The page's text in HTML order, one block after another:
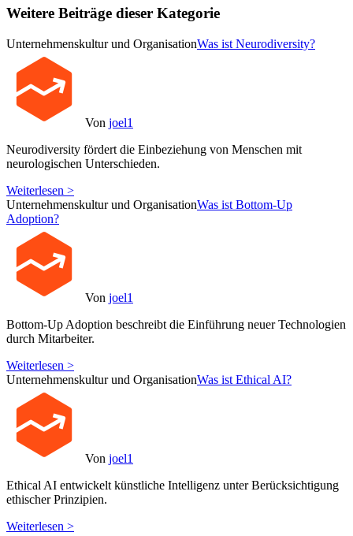
Weitere Beiträge dieser Kategorie
Unternehmenskultur und OrganisationWas ist Neurodiversity?
Von joel1
Neurodiversity fördert die Einbeziehung von Menschen mit
neurologischen Unterschieden.
Weiterlesen >
Unternehmenskultur und OrganisationWas ist Bottom-Up
Adoption?
Von joel1
Bottom-Up Adoption beschreibt die Einführung neuer Technologien
durch Mitarbeiter.
Weiterlesen >
Unternehmenskultur und OrganisationWas ist Ethical AI?
Von joel1
Ethical AI entwickelt künstliche Intelligenz unter Berücksichtigung
ethischer Prinzipien.
Weiterlesen >